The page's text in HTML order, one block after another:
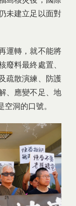
未建立足以面對
運轉，就不能將
廢料最終處置、
疏散演練、防護
、應變不足、地
洞的口號。